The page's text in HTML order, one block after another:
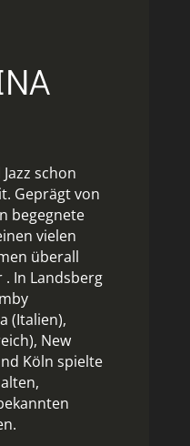
schon
Geprägt von
begegnete
vielen
überall
In Landsberg
(Italien),
New
Köln spielte